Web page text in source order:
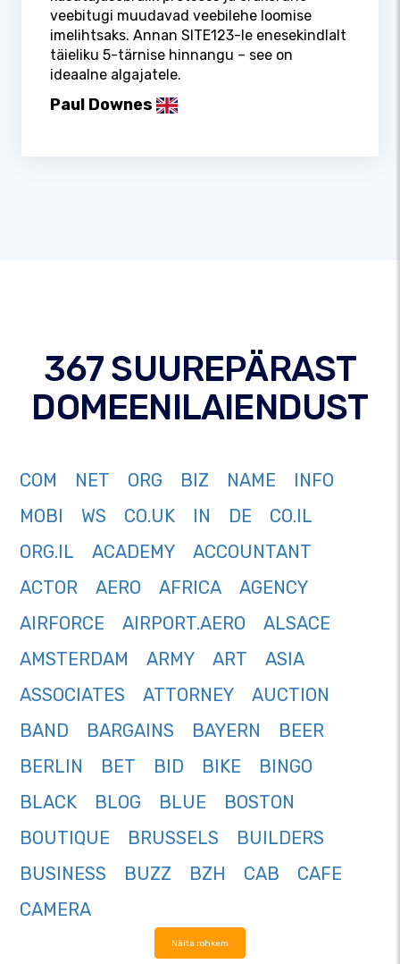
veebitugi muudavad veebilehe loomise
imelihtsaks. Annan SITE123-le enesekindlalt
täieliku 5-tärnise hinnangu – see on
ideaalne algajatele.
Paul Downes
367 SUUREPÄRAST
DOMEENILAIENDUST
COM NET ORG BIZ NAME
INFO
MOBI
WS CO.UK IN DE
CO.IL
ORG.IL
ACADEMY
ACCOUNTANT
ACTOR
AERO AFRICA
AGENCY
AIRFORCE
AIRPORT.AERO
ALSACE
AMSTERDAM
ARMY ART
ASIA
ASSOCIATES
ATTORNEY
AUCTION
BAND
BARGAINS BAYERN
BEER
BERLIN
BET BID BIKE
BINGO
BLACK
BLOG BLUE
BOSTON
BOUTIQUE
BRUSSELS
BUILDERS
BUSINESS
BUZZ BZH CAB
CAFE
CAMERA
Näita rohkem